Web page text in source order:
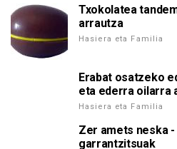
Txokolatea
arrautza
Hasiera eta Familia
Erabat osatzeko
eta ederra oilarra
Hasiera eta Familia
Zer amets neska
garrantzitsuak